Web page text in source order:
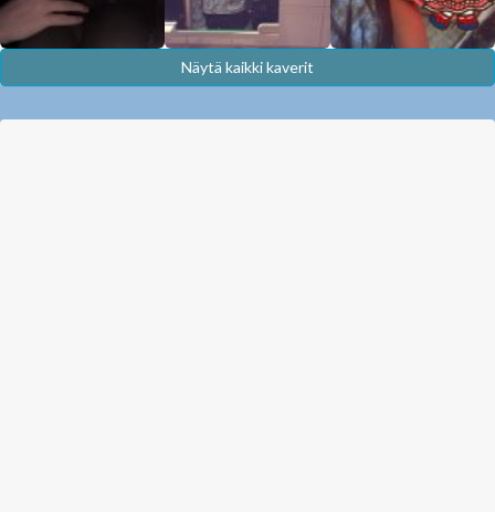
Näytä kaikki kaverit